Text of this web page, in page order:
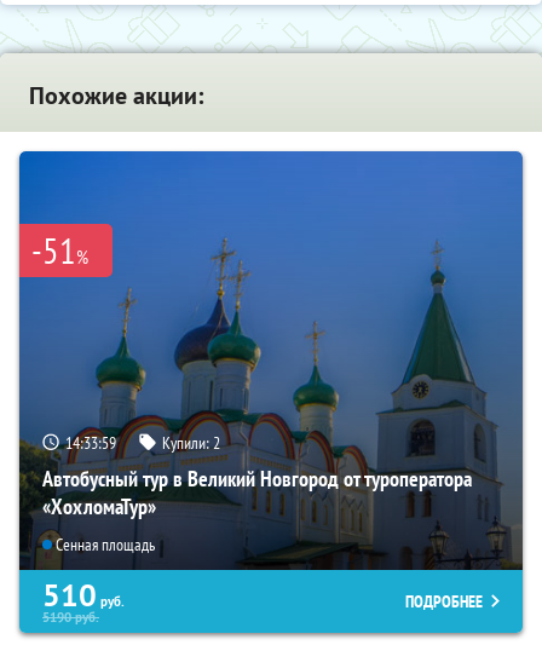
Похожие акции:
-51%
14:33:57 Купили:2
Автобусный тур в Великий Новгород от туроператора
«ХохломаТур»
Сенная площадь
510 руб.
5190руб.
ПОДРОБНЕЕ